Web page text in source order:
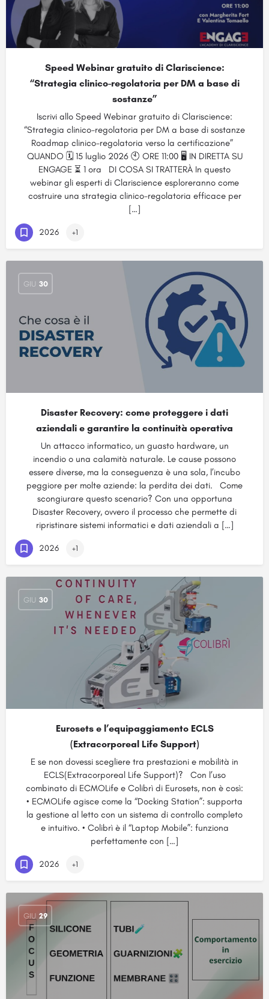
Speed Webinar gratuito di Clariscience:
“Strategia clinico-regolatoria per DM a base di
sostanze”
Iscrivi allo Speed Webinar gratuito di Clariscience:
“Strategia clinico-regolatoria per DM a base di sostanze
Roadmap clinico-regolatoria verso la certificazione”
QUANDO 🗓️ 15 luglio 2026 🕙 ORE 11:00 🖥️ IN DIRETTA SU
ENGAGE ⏳ 1 ora DI COSA SI TRATTERÀ In questo
webinar gli esperti di Clariscience esploreranno come
costruire una strategia clinico-regolatoria efficace per
[…]
2026 +1
GIU 30
Disaster Recovery: come proteggere i dati
aziendali e garantire la continuità operativa
Un attacco informatico, un guasto hardware, un
incendio o una calamità naturale. Le cause possono
essere diverse, ma la conseguenza è una sola, l’incubo
peggiore per molte aziende: la perdita dei dati. Come
scongiurare questo scenario? Con una opportuna
Disaster Recovery, ovvero il processo che permette di
ripristinare sistemi informatici e dati aziendali a […]
2026 +1
GIU 30
Eurosets e l’equipaggiamento ECLS
(Extracorporeal Life Support)
E se non dovessi scegliere tra prestazioni e mobilità in
ECLS(Extracorporeal Life Support)? Con l’uso
combinato di ECMOLife e Colibrì di Eurosets, non è così:
• ECMOLife agisce come la “Docking Station”: supporta
la gestione al letto con un sistema di controllo completo
e intuitivo. • Colibrì è il “Laptop Mobile”: funziona
perfettamente con […]
2026 +1
GIU 29